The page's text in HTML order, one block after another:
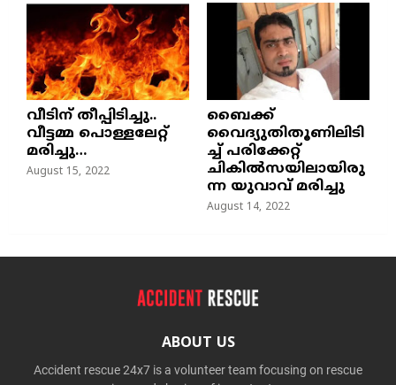
വീടിന് തീപ്പിടിച്ചു..
വീട്ടമ്മ പൊള്ളലേറ്റ്
മരിച്ചു…
August 15, 2022
ബൈക്ക്
വൈദ്യുതിതൂണിലിടി
ച്ച്‌ പരിക്കേറ്റ്
ചികില്‍സയിലായിരു
ന്ന യുവാവ് മരിച്ചു
August 14, 2022
ABOUT US
Accident rescue 24x7 is a volunteer team focusing on rescue